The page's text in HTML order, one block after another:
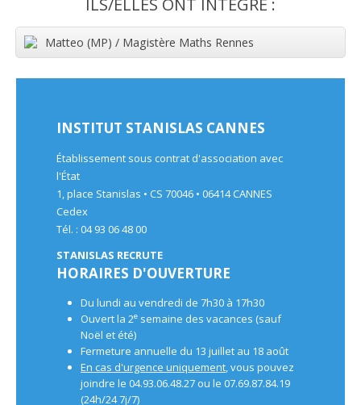
Matteo (MP) / Magistère Maths Rennes
INSTITUT STANISLAS CANNES
Établissement sous contrat d'association avec
l'État
1, place Stanislas • CS 70046 • 06414 CANNES
Cedex
Tél. : 04 93 06 48 00
STANISLAS RECRUTE
HORAIRES D'OUVERTURE
Du lundi au vendredi de 7h30 à 17h30
Ouvert la 2e semaine des vacances (sauf
Noël et été)
Fermeture annuelle du 13 juillet au 18 août
En cas d'urgence uniquement , vous pouvez
joindre le 04.93.06.48.27 ou le 07.69.87.84.19
(24h/24 7j/7)